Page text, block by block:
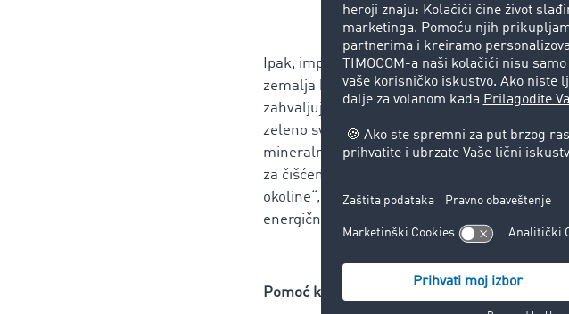
Ipak, implementacija se pokazala
zemalja koje nisu članice EU i odgovarajuće
zahvaljujući podršci i iskustvu bosanske
zeleno svetlo za ulaz kamiona u Bosnu.
mineralnu vodu (vodu za bebe), toalet papir,
za čišćenje – sve donacije velikodušnih
okoline“, raduje se Becker. U utovaru su
energični učenici Karlove škole iz Hama.
Pomoć koja stiže